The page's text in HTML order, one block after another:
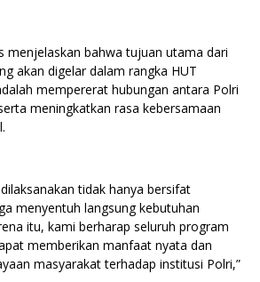
menjelaskan bahwa tujuan utama dari
akan digelar dalam rangka HUT
mempererat hubungan antara Polri
meningkatkan rasa kebersamaan
tidak hanya bersifat
menyentuh langsung kebutuhan
itu, kami berharap seluruh program
memberikan manfaat nyata dan
masyarakat terhadap institusi Polri,”